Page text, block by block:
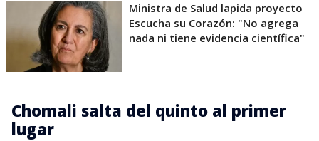
Ministra de Salud lapida proyecto
Escucha su Corazón: "No agrega
nada ni tiene evidencia científica"
Chomali salta del quinto al primer
lugar